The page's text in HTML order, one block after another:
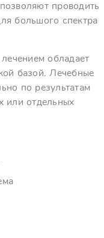
проводить
большого спектра
обладает
базой. Лечебные
по результатам
или отдельных